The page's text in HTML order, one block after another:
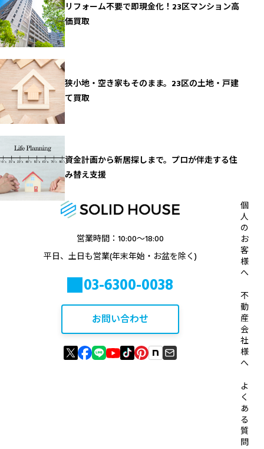
リフォーム不要で即現金化！23区マンション高
価買取
狭小地・空き家もそのまま。23区の土地・戸建
て買取
資金計画から新居探しまで。プロが伴走する住
み替え支援
営業時間：10:00〜18:00
平日、土日も営業(年末年始・お盆を除く)
03-6300-0038
お問い合わせ
個
人
の
お
客
様
へ
不
動
産
会
社
様
へ
よ
く
あ
る
質
問